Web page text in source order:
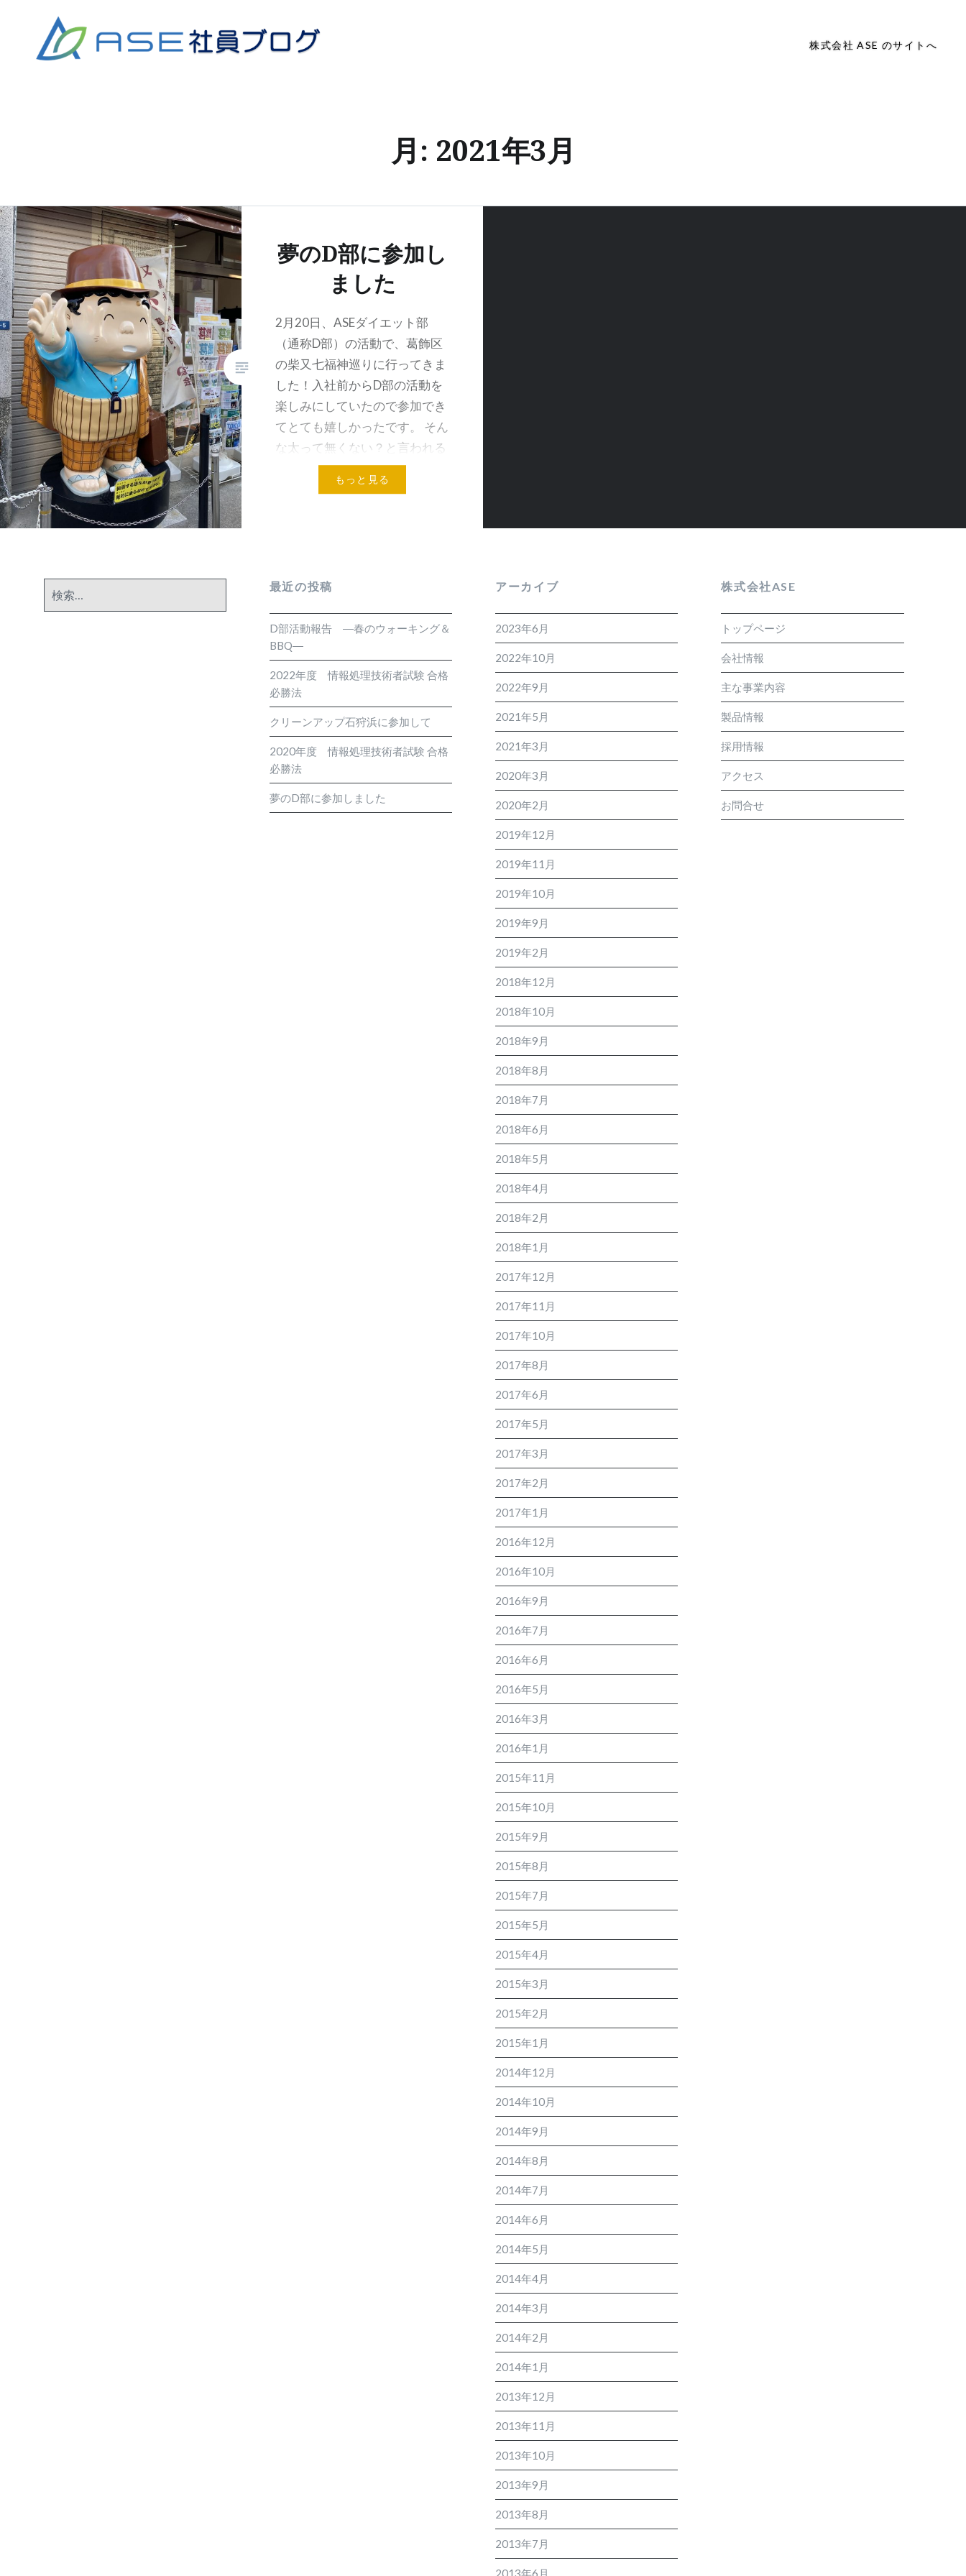
株式会社 ASE のサイトへ
月: 2021年3月
夢のD部に参加し
ました
2月20日、ASEダイエット部
（通称D部）の活動で、葛飾区
の柴又七福神巡りに行ってきま
した！入社前からD部の活動を
楽しみにしていたので参加でき
てとても嬉しかったです。 そん
な太って無くない？と言われる
ことがありますが、私…
もっと見る
索:
最近の投稿
D部活動報告 ―春のウォーキング＆
BBQ―
2022年度 情報処理技術者試験 合格
必勝法
クリーンアップ石狩浜に参加して
2020年度 情報処理技術者試験 合格
必勝法
夢のD部に参加しました
アーカイブ
2023年6月
2022年10月
2022年9月
2021年5月
2021年3月
2020年3月
2020年2月
2019年12月
2019年11月
2019年10月
2019年9月
2019年2月
2018年12月
2018年10月
2018年9月
2018年8月
2018年7月
2018年6月
2018年5月
2018年4月
2018年2月
2018年1月
2017年12月
2017年11月
2017年10月
2017年8月
2017年6月
2017年5月
2017年3月
2017年2月
2017年1月
2016年12月
2016年10月
2016年9月
2016年7月
2016年6月
2016年5月
2016年3月
2016年1月
2015年11月
2015年10月
2015年9月
2015年8月
2015年7月
2015年5月
2015年4月
2015年3月
2015年2月
2015年1月
2014年12月
2014年10月
2014年9月
2014年8月
2014年7月
2014年6月
2014年5月
2014年4月
2014年3月
2014年2月
2014年1月
2013年12月
2013年11月
2013年10月
2013年9月
2013年8月
2013年7月
2013年6月
株式会社ASE
トップページ
会社情報
主な事業内容
製品情報
採用情報
アクセス
お問合せ